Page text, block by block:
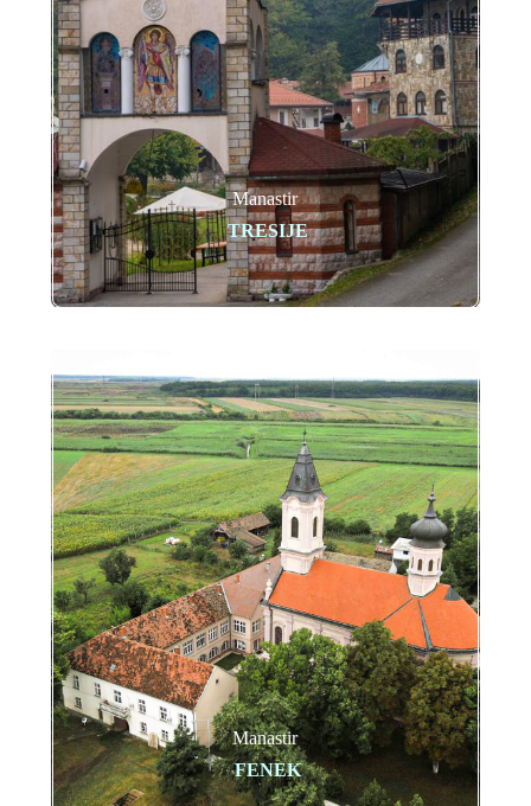
Manastir
TRESIJE
Manastir
FENEK